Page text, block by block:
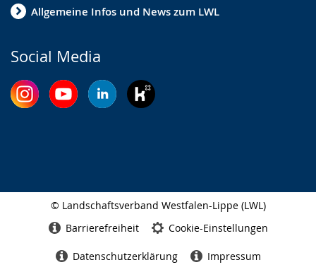
Allgemeine Infos und News zum LWL
Social Media
© Landschaftsverband Westfalen-Lippe (LWL)
Barrierefreiheit Cookie-Einstellungen
Datenschutzerklärung Impressum